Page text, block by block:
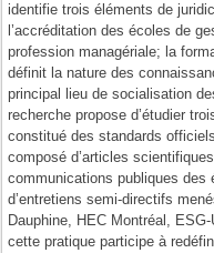
identifie trois éléments de
l’accréditation des écoles de
profession managériale; la
définit la nature des
principal lieu de socialisation
recherche propose d’étudier
constitué des standards
composé d’articles
communications publiques
d’entretiens semi-directifs
Dauphine, HEC Montréal,
cette pratique participe à